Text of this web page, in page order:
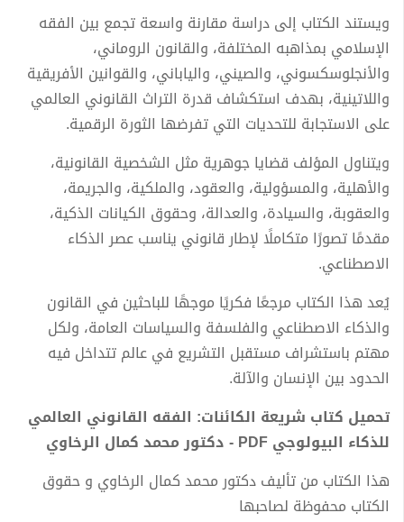
ويستند الكتاب إلى دراسة مقارنة واسعة تجمع بين الفقه
الإسلامي بمذاهبه المختلفة، والقانون الروماني،
والأنجلوسكسوني، والصيني، والياباني، والقوانين الأفريقية
واللاتينية، بهدف استكشاف قدرة التراث القانوني العالمي
على الاستجابة للتحديات التي تفرضها الثورة الرقمية.
ويتناول المؤلف قضايا جوهرية مثل الشخصية القانونية،
والأهلية، والمسؤولية، والعقود، والملكية، والجريمة،
والعقوبة، والسيادة، والعدالة، وحقوق الكيانات الذكية،
مقدمًا تصورًا متكاملًا لإطار قانوني يناسب عصر الذكاء
الاصطناعي.
يُعد هذا الكتاب مرجعًا فكريًا موجهًا للباحثين في القانون
والذكاء الاصطناعي والفلسفة والسياسات العامة، ولكل
مهتم باستشراف مستقبل التشريع في عالم تتداخل فيه
الحدود بين الإنسان والآلة.
تحميل كتاب شريعة الكائنات: الفقه القانوني العالمي
للذكاء البيولوجي PDF - دكتور محمد كمال الرخاوي
هذا الكتاب من تأليف دكتور محمد كمال الرخاوي و حقوق
الكتاب محفوظة لصاحبها